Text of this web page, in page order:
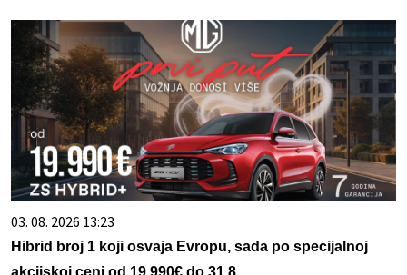
03. 08. 2026 13:23
Hibrid broj 1 koji osvaja Evropu, sada po specijalnoj
akcijskoj ceni od 19.990€ do 31.8.